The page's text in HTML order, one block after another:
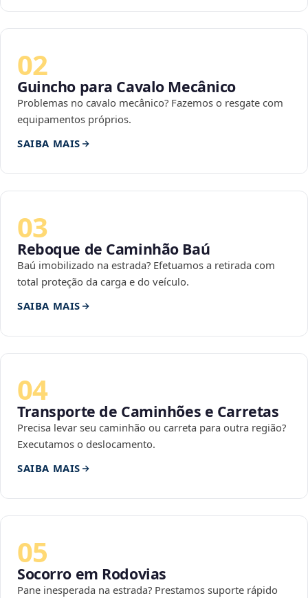
02
Guincho para Cavalo Mecânico
Problemas no cavalo mecânico? Fazemos o resgate com
equipamentos próprios.
SAIBA MAIS
03
Reboque de Caminhão Baú
Baú imobilizado na estrada? Efetuamos a retirada com
total proteção da carga e do veículo.
SAIBA MAIS
04
Transporte de Caminhões e Carretas
Precisa levar seu caminhão ou carreta para outra região?
Executamos o deslocamento.
SAIBA MAIS
05
Socorro em Rodovias
Pane inesperada na estrada? Prestamos suporte rápido